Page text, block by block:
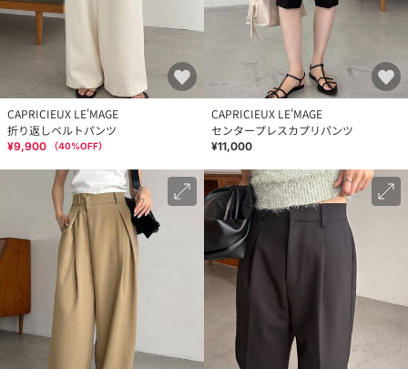
CAPRICIEUX LE'MAGE
折り返しベルトパンツ
¥9,900 （40%OFF）
CAPRICIEUX LE'MAGE
センタープレスカプリパンツ
¥11,000